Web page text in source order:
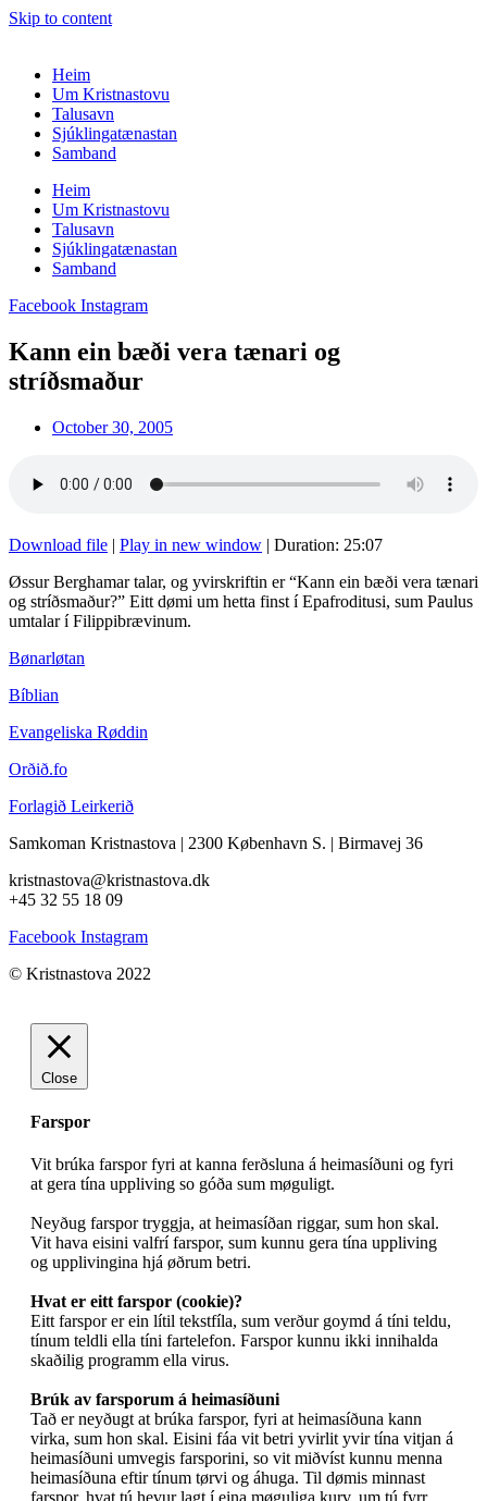
Skip to content
Heim
Um Kristnastovu
Talusavn
Sjúklingatænastan
Samband
Heim
Um Kristnastovu
Talusavn
Sjúklingatænastan
Samband
Facebook Instagram
Kann ein bæði vera tænari og
stríðsmaður
October 30, 2005
Download file | Play in new window | Duration: 25:07
Øssur Berghamar talar, og yvirskriftin er “Kann ein bæði vera tænari
og stríðsmaður?” Eitt dømi um hetta finst í Epafroditusi, sum Paulus
umtalar í Filippibrævinum.
Bønarløtan
Bíblian
Evangeliska Røddin
Orðið.fo
Forlagið Leirkerið
Samkoman Kristnastova | 2300 København S. | Birmavej 36
kristnastova@kristnastova.dk
+45 32 55 18 09
Facebook Instagram
© Kristnastova 2022
Close
Farspor
Vit brúka farspor fyri at kanna ferðsluna á heimasíðuni og fyri
at gera tína uppliving so góða sum møguligt.
Neyðug farspor tryggja, at heimasíðan riggar, sum hon skal.
Vit hava eisini valfrí farspor, sum kunnu gera tína uppliving
og upplivingina hjá øðrum betri.
Hvat er eitt farspor (cookie)?
Eitt farspor er ein lítil tekstfíla, sum verður goymd á tíni teldu,
tínum teldli ella tíni fartelefon. Farspor kunnu ikki innihalda
skaðilig programm ella virus.
Brúk av farsporum á heimasíðuni
Tað er neyðugt at brúka farspor, fyri at heimasíðuna kann
virka, sum hon skal. Eisini fáa vit betri yvirlit yvir tína vitjan á
heimasíðuni umvegis farsporini, so vit miðvíst kunnu menna
heimasíðuna eftir tínum tørvi og áhuga. Til dømis minnast